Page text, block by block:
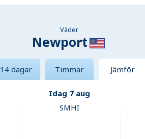
Väder
Newport
14 dagar Timmar Jämför
Idag 7 aug
SMHI